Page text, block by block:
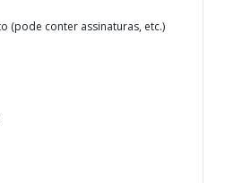
(pode conter assinaturas, etc.)